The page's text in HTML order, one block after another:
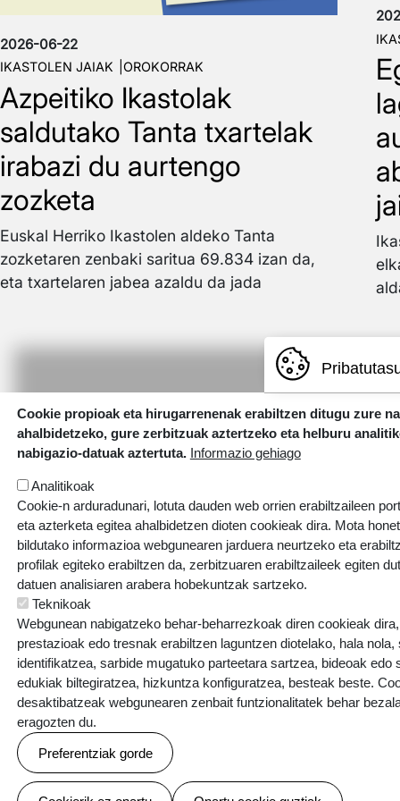
2026-06-22
IKASTOLEN JAIAK OROKORRAK
Azpeitiko Ikastolak
saldutako Tanta txartelak
irabazi du aurtengo
zozketa
Euskal Herriko Ikastolen aldeko Tanta
zozketaren zenbaki saritua 69.834 izan da,
eta txartelaren jabea azaldu da jada
Errotazar bidea, 126
943 445 108
ikastolak.eus
Cookie propioak eta hirugarrenenak erabiltzen ditugu zure
ahalbidetzeko, gure zerbitzuak aztertzeko eta helburu
nabigazio-datuak aztertuta. Informazio gehiago
Analitikoak
Cookie-n arduradunari, lotuta dauden web orrien erabiltzaileen
eta azterketa egitea ahalbidetzen dioten cookieak dira. Mota
bildutako informazioa webgunearen jarduera neurtzeko eta
profilak egiteko erabiltzen da, zerbitzuaren erabiltzaileek egiten
datuen analisiaren arabera hobekuntzak sartzeko.
Teknikoak
Webgunean nabigatzeko behar-beharrezkoak diren cookieak
prestazioak edo tresnak erabiltzen laguntzen diotelako, hala nola,
identifikatzea, sarbide mugatuko parteetara sartzea, bideoak edo
edukiak biltegiratzea, hizkuntza konfiguratzea, besteak beste.
desaktibatzeak webgunearen zenbait funtzionalitatek behar
eragozten du.
Preferentziak gorde